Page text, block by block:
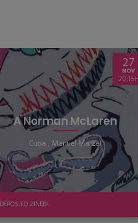
27
NOV
20:15
A Norman McLaren
Cuba, Manuel Marzel
DEPÓSITO ZINEBI